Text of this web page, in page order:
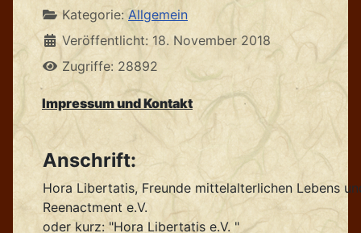
Kategorie: Allgemein
Veröffentlicht: 18. November 2018
Zugriffe: 28892
Impressum und Kontakt
Anschrift:
Hora Libertatis, Freunde mittelalterlichen Lebens
Reenactment e.V.
oder kurz: "Hora Libertatis e.V. "